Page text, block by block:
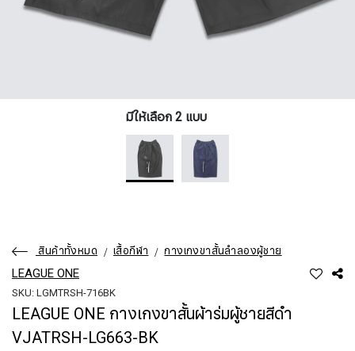
มีให้เลือก 2 แบบ
สินค้าทั้งหมด เสื้อกีฬา กางเกงขาสั้นลำลองผู้ชาย
LEAGUE ONE
SKU: LGMTRSH-716BK
LEAGUE ONE กางเกงขาสั้นผ้าร่มผู้ชายสีดำ
VJATRSH-LG663-BK